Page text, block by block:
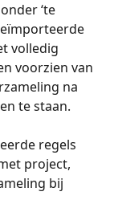
‘te
volledig
voorzien van
na
te staan.
regels
project,
bij